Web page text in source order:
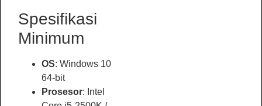
Spesifikasi
Minimum
OS: Windows 10
64-bit
Prosesor: Intel